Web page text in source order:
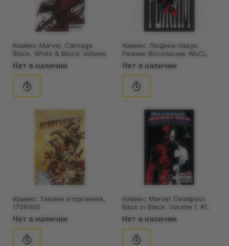
Комикс Marvel. Carnage.
Black, White & Blood. Volume
1. #4 (Randolphʼs Cover),
(962002)
Нет в наличии
Комикс Людина-павук.
Режим (Ексклюзив WoC),
(993115)
Нет в наличии
Комикс Таємне вторгнення,
(756100)
Нет в наличии
Комикс Marvel. Deadpool.
Back in Black. Volume 1. #1,
(84951)
Нет в наличии